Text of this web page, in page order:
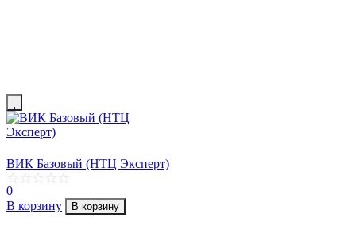
ВИК Базовый (НТЦ Эксперт)
0
В корзину
В корзину